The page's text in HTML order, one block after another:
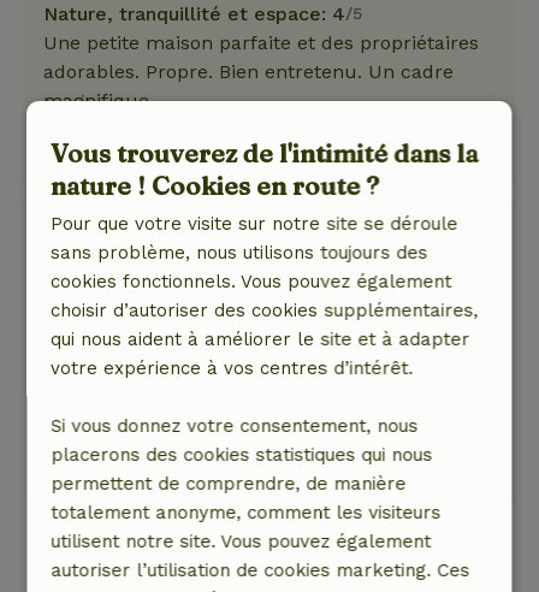
Nature, tranquillité et espace: 4/5
Une petite maison parfaite et des propriétaires
adorables. Propre. Bien entretenu. Un cadre
magnifique.
Montre l'original.
Gabriel en Rosanne
25 mai 2026
Note générale: 9
Seul le lit pour 2 était un peu décevant.
Nature, tranquillité et espace: 5
Très calmement situé au milieu d'une oasis de
paix et de verdure.
Voir les 17 avis
Vous trouverez de l'intimité dans la
nature ! Cookies en route ?
Pour que votre visite sur notre site se déroule
sans problème, nous utilisons toujours des
cookies fonctionnels. Vous pouvez également
choisir d’autoriser des cookies supplémentaires,
qui nous aident à améliorer le site et à adapter
votre expérience à vos centres d’intérêt.
Si vous donnez votre consentement, nous
placerons des cookies statistiques qui nous
permettent de comprendre, de manière
totalement anonyme, comment les visiteurs
utilisent notre site. Vous pouvez également
autoriser l’utilisation de cookies marketing. Ces